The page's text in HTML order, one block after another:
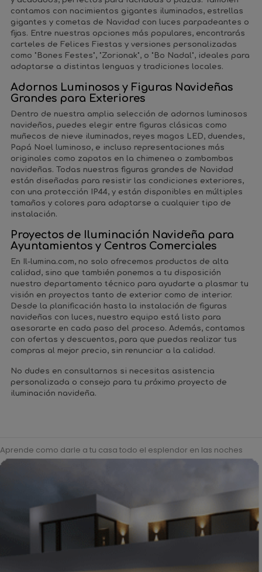
contamos con nacimientos gigantes iluminados, estrellas
gigantes y cometas de Navidad con luces parpadeantes o
fijas. Entre nuestras opciones más populares, encontrarás
carteles de Felices Fiestas y versiones personalizadas
como "Bones Festes", "Zorionak", o "Bo Nadal", ideales para
adaptarse a distintas lenguas y tradiciones locales.
Adornos Luminosos y Figuras Navideñas
Grandes para Exteriores
Dentro de nuestra amplia selección de adornos luminosos
navideños, puedes elegir entre figuras clásicas como
muñecos de nieve iluminados, reyes magos LED, duendes,
Papá Noel luminoso, e incluso representaciones más
originales como zapatos en la chimenea o zambombas
navideñas. Todas nuestras figuras grandes de Navidad
están diseñadas para resistir las condiciones exteriores,
con una protección IP44, y están disponibles en múltiples
tamaños y colores para adaptarse a cualquier tipo de
instalación.
Proyectos de Iluminación Navideña para
Ayuntamientos y Centros Comerciales
En Il-lumina.com, no solo ofrecemos productos de alta
calidad, sino que también ponemos a tu disposición
nuestro departamento técnico para ayudarte a plasmar tu
visión en proyectos tanto de exterior como de interior.
Desde la planificación hasta la instalación de figuras
navideñas con luces, nuestro equipo está listo para
asesorarte en cada paso del proceso. Además, contamos
con ofertas y descuentos, para que puedas realizar tus
compras al mejor precio, sin renunciar a la calidad.
No dudes en consultarnos si necesitas asistencia
personalizada o consejo para tu próximo proyecto de
iluminación navideña.
Aprende como darle a tu casa todo el esplendor en las noches